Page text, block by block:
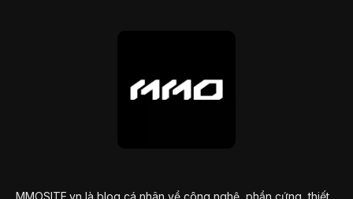
MMOSITE.vn là blog cá nhân về công nghệ, phần cứng, thiết